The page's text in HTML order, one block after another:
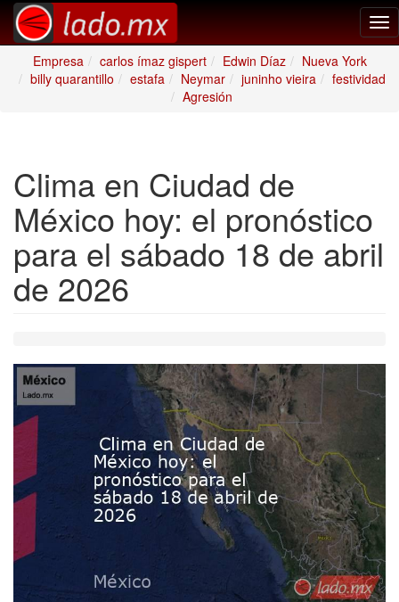
Empresa
carlos ímaz gispert Edwin Díaz
Nueva York
billy quarantillo
estafa Neymar juninho vieira
festividad
Agresión
Clima en Ciudad de
México hoy: el pronóstico
para el sábado 18 de abril
de 2026